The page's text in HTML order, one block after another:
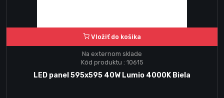
Vložiť do košika
Na externom sklade
Kód produktu : 10615
LED panel 595x595 40W Lumio 4000K Biela